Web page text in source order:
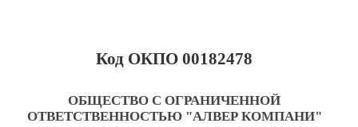
Код ОКПО 00182478
ОБЩЕСТВО С ОГРАНИЧЕННОЙ
ОТВЕТСТВЕННОСТЬЮ "АЛВЕР КОМПАНИ"